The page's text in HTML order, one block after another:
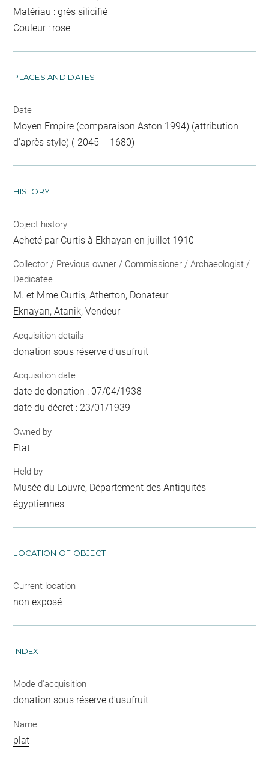
Matériau : grès silicifié
Couleur : rose
PLACES AND DATES
Date
Moyen Empire (comparaison Aston 1994) (attribution
d'après style) (-2045 - -1680)
HISTORY
Object history
Acheté par Curtis à Ekhayan en juillet 1910
Collector / Previous owner / Commissioner / Archaeologist /
Dedicatee
M. et Mme Curtis, Atherton, Donateur
Eknayan, Atanik, Vendeur
Acquisition details
donation sous réserve d'usufruit
Acquisition date
date de donation : 07/04/1938
date du décret : 23/01/1939
Owned by
Etat
Held by
Musée du Louvre, Département des Antiquités
égyptiennes
LOCATION OF OBJECT
Current location
non exposé
INDEX
Mode d'acquisition
donation sous réserve d'usufruit
Name
plat